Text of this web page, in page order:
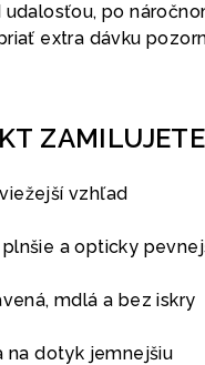
po
extra dávku
ZAMILUJETE
vzhľad
a opticky
mdlá a bez iskry
na dotyk jemnejšiu